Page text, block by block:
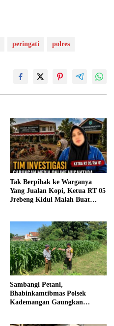
peringati polres
Tak Berpihak ke Warganya
Yang Jualan Kopi, Ketua RT 05
Jrebeng Kidul Malah Buat
Sambangi Petani,
Bhabinkamtibmas Polsek
Kademangan Gaungkan